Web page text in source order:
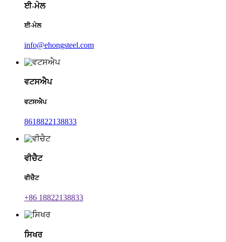
ਈ-ਮੇਲ
ਈ-ਮੇਲ
info@ehongsteel.com
ਵਟਸਐਪ
ਵਟਸਐਪ
8618822138833
ਵੀਚੈਟ
ਵੀਚੈਟ
+86 18822138833
ਸਿਖਰ